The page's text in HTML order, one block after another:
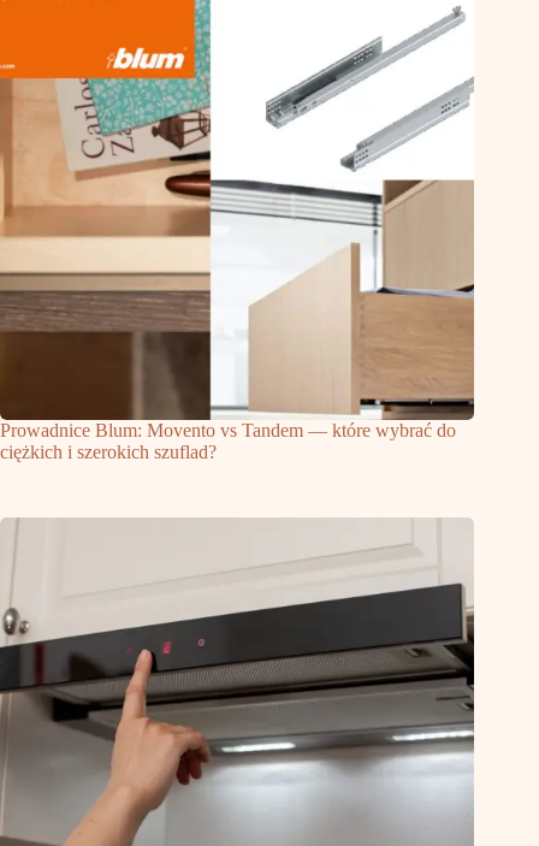
Prowadnice Blum: Movento vs Tandem — które wybrać do
ciężkich i szerokich szuflad?